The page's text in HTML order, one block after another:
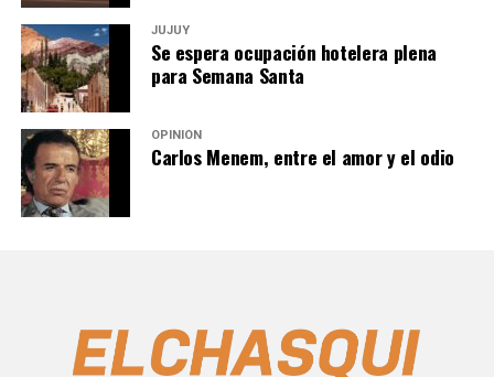
JUJUY
Se espera ocupación hotelera plena
para Semana Santa
OPINIÓN
Carlos Menem, entre el amor y el odio